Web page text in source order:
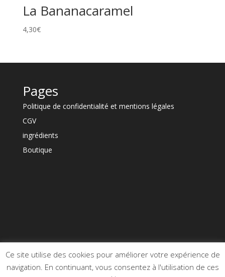
La Bananacaramel
4,30€
Pages
Politique de confidentialité et mentions légales
CGV
ingrédients
Boutique
Ce site utilise des cookies pour améliorer votre expérience de
navigation. En continuant, vous consentez à l'utilisation de ces